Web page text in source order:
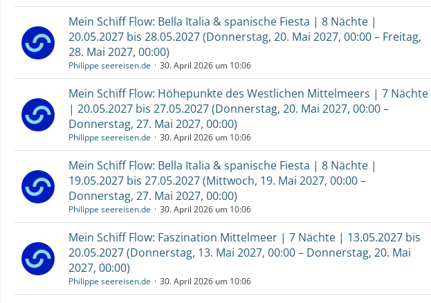
Mein Schiff Flow: Bella Italia & spanische Fiesta | 8 Nächte |
20.05.2027 bis 28.05.2027 (Donnerstag, 20. Mai 2027, 00:00 – Freitag,
28. Mai 2027, 00:00)
Philippe seereisen.de 30. April 2026 um 10:06
Mein Schiff Flow: Höhepunkte des Westlichen Mittelmeers | 7 Nächte
| 20.05.2027 bis 27.05.2027 (Donnerstag, 20. Mai 2027, 00:00 –
Donnerstag, 27. Mai 2027, 00:00)
Philippe seereisen.de 30. April 2026 um 10:06
Mein Schiff Flow: Bella Italia & spanische Fiesta | 8 Nächte |
19.05.2027 bis 27.05.2027 (Mittwoch, 19. Mai 2027, 00:00 –
Donnerstag, 27. Mai 2027, 00:00)
Philippe seereisen.de 30. April 2026 um 10:06
Mein Schiff Flow: Faszination Mittelmeer | 7 Nächte | 13.05.2027 bis
20.05.2027 (Donnerstag, 13. Mai 2027, 00:00 – Donnerstag, 20. Mai
2027, 00:00)
Philippe seereisen.de 30. April 2026 um 10:06